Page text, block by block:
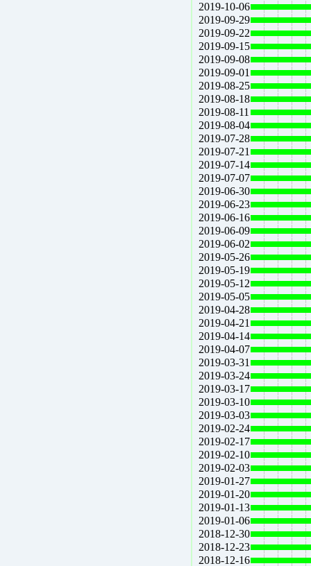
2019-10-06
2019-09-29
2019-09-22
2019-09-15
2019-09-08
2019-09-01
2019-08-25
2019-08-18
2019-08-11
2019-08-04
2019-07-28
2019-07-21
2019-07-14
2019-07-07
2019-06-30
2019-06-23
2019-06-16
2019-06-09
2019-06-02
2019-05-26
2019-05-19
2019-05-12
2019-05-05
2019-04-28
2019-04-21
2019-04-14
2019-04-07
2019-03-31
2019-03-24
2019-03-17
2019-03-10
2019-03-03
2019-02-24
2019-02-17
2019-02-10
2019-02-03
2019-01-27
2019-01-20
2019-01-13
2019-01-06
2018-12-30
2018-12-23
2018-12-16